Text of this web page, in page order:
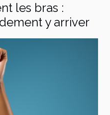
les bras :
y arriver